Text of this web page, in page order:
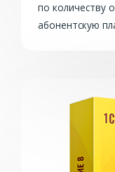
по количеству
абонентскую